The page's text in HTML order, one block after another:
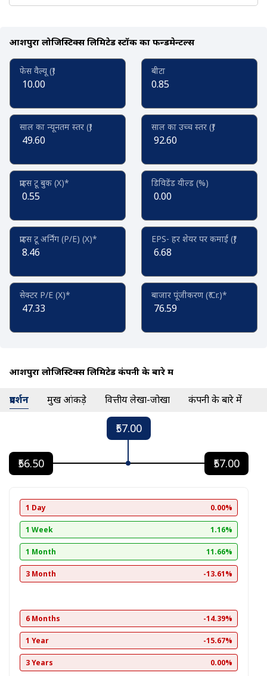
आशपुरा लोजिस्टिक्स लिमिटेड स्टॉक का फन्डमेन्टल्स
फेस वैल्यू (₹)
10.00
बीटा
0.85
साल का न्यूनतम स्तर (₹)
49.60
साल का उच्च स्तर (₹)
92.60
प्राइस टू बुक (X)*
0.55
डिविडेंड यील्ड (%)
0.00
प्राइस टू अर्निंग (P/E) (X)*
8.46
EPS- हर शेयर पर कमाई (₹)
6.68
सेक्टर P/E (X)*
47.33
बाजार पूंजीकरण (₹ Cr.)*
76.59
आशपुरा लोजिस्टिक्स लिमिटेड कंपनी के बारे में
प्रदर्शन प्रमुख आंकड़े वित्तीय लेखा-जोखा कंपनी के बारे में
₹57.00
₹56.50 ₹57.00
1 Day 0.00%
1 Week 1.16%
1 Month 11.66%
3 Month -13.61%
6 Months -14.39%
1 Year -15.67%
3 Years 0.00%